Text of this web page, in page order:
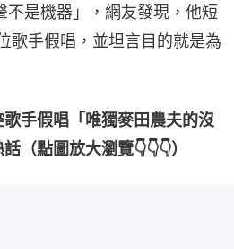
不是機器」，網友發現，他短
歌手假唱，並坦言目的就是為
歌手假唱「唯獨麥田農夫的沒
（點圖放大瀏覽👇👇👇）